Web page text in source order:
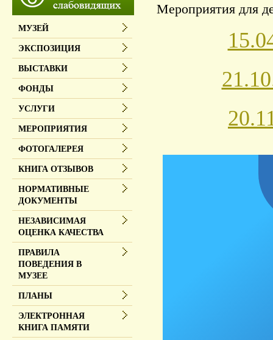
Мероприятия для
МУЗЕЙ
ЭКСПОЗИЦИЯ
ВЫСТАВКИ
ФОНДЫ
УСЛУГИ
МЕРОПРИЯТИЯ
ФОТОГАЛЕРЕЯ
КНИГА ОТЗЫВОВ
НОРМАТИВНЫЕ
ДОКУМЕНТЫ
НЕЗАВИСИМАЯ
ОЦЕНКА КАЧЕСТВА
ПРАВИЛА
ПОВЕДЕНИЯ В
МУЗЕЕ
ПЛАНЫ
ЭЛЕКТРОННАЯ
КНИГА ПАМЯТИ